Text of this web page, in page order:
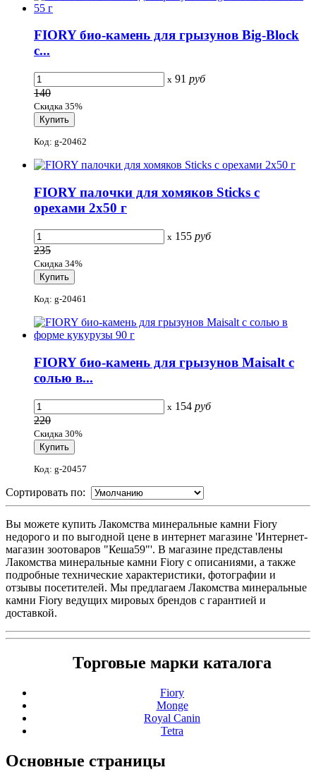
FIORY био-камень для грызунов Big-Block
с...
x 91 руб
140
Скидка 35%
Код: g-20462
FIORY палочки для хомяков Sticks с
орехами 2х50 г
x 155 руб
235
Скидка 34%
Код: g-20461
FIORY био-камень для грызунов Maisalt с
солью в...
x 154 руб
220
Скидка 30%
Код: g-20457
Сортировать по:
Вы можете купить Лакомства минеральные камни Fiory
недорого и по выгодной цене в интернет магазине 'Интернет-
магазин зоотоваров "Кеша59"'. В магазине представлены
Лакомства минеральные камни Fiory с описаниями, а также
подробные технические характеристики, фотографии и
отзывы посетителей. Мы предлагаем Лакомства минеральные
камни Fiory ведущих мировых брендов с гарантией и
доставкой.
Торговые марки каталога
Fiory
Monge
Royal Canin
Tetra
Основные страницы